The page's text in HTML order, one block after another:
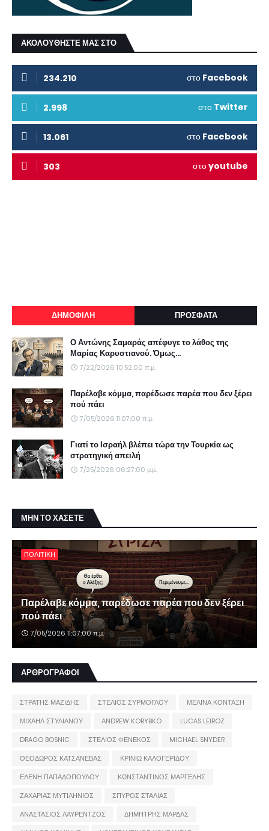
ΑΚΟΛΟΥΘΗΣΤΕ ΜΑΣ ΣΤΟ
234.210 στο Facebook
2.998 στο Twitter
13.061 στο Facebook
303 στοyoutube
ΔΗΜΟΦΙΛΗ ΠΡΟΣΦΑΤΑ
Ο Αντώνης Σαμαράς απέφυγε το λάθος της
Μαρίας Καρυστιανού. Όμως...
7/22/2026 10:52:00 π.μ.
Παρέλαβε κόμμα, παρέδωσε παρέα που δεν ξέρει
πού πάει
7/05/2026 11:07:00 π.μ.
Γιατί το Ισραήλ βλέπει τώρα την Τουρκία ως
στρατηγική απειλή
7/25/2026 06:27:00 μ.μ.
ΜΗΝ ΤΟ ΧΑΣΕΤΕ
ΠΟΛΙΤΙΚΗ
Παρέλαβε κόμμα, παρέδωσε παρέα που δεν ξέρει
πού πάει
7/05/2026 11:07:00 π.μ.
ΑΡΘΡΟΓΡΑΦΟΙ
ΣΤΡΑΤΗΣ ΜΑΖΙΔΗΣ ΣΤΕΛΙΟΣ ΣΥΡΜΟΓΛΟΥ
ΜΕΛΙΝΑ ΚΟΝΤΑΞΗ
ΜΙΧΑΗΛ ΣΤΥΛΙΑΝΟΥ
ANDREW KORYBKO
LUCAS LEIROZ
DRAGO BOSNIC
ΣΤΕΛΙΟΣ ΦΕΝΕΚΟΣ
MICHAEL SNYDER
ΘΕΟΔΩΡΟΣ ΚΑΤΣΑΝΕΒΑΣ
ΚΡΙΝΙΩ ΚΑΛΟΓΕΡΙΔΟΥ
ΕΛΕΝΗ ΠΑΠΑΔΟΠΟΥΛΟΥ
ΚΩΝΣΤΑΝΤΙΝΟΣ ΜΑΡΓΕΛΗΣ
ΖΑΧΑΡΙΑΣ ΜΥΤΙΛΗΝΙΟΣ
ΣΠΥΡΟΣ ΣΤΑΛΙΑΣ
ΑΝΑΣΤΑΣΙΟΣ ΛΑΥΡΕΝΤΖΟΣ
ΔΗΜΗΤΡΗΣ ΜΑΡΔΑΣ